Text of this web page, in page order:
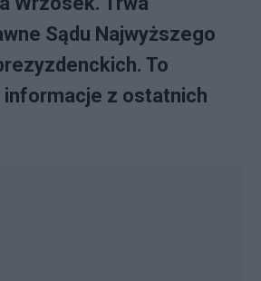
Sądu Najwyższego
To
informacje z ostatnich